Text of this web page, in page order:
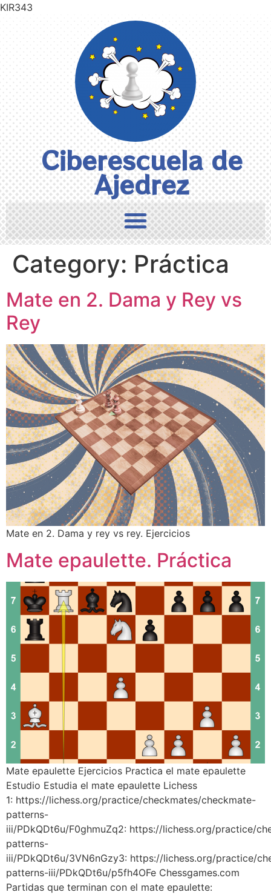
KIR343
Ciberescuela de
Ajedrez
Category: Práctica
Mate en 2. Dama y Rey vs
Rey
Mate en 2. Dama y rey vs rey. Ejercicios
Mate epaulette. Práctica
Mate epaulette Ejercicios Practica el mate epaulette
Estudio Estudia el mate epaulette Lichess
1: https://lichess.org/practice/checkmates/checkmate-
patterns-
iii/PDkQDt6u/F0ghmuZq2: https://lichess.org/practice/
patterns-
iii/PDkQDt6u/3VN6nGzy3: https://lichess.org/practice/
patterns-iii/PDkQDt6u/p5fh4OFe Chessgames.com
Partidas que terminan con el mate epaulette: